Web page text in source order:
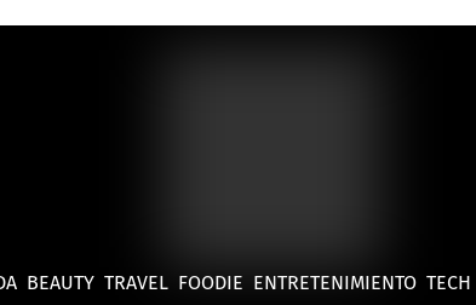
BEAUTY TRAVEL FOODIE ENTRETENIMIENTO TECH